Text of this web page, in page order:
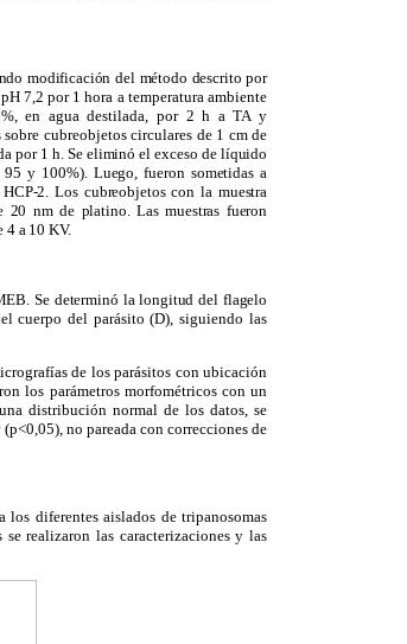
modificación del método descrito por
7,2 por 1 hora a temperatura ambiente
en agua destilada, por 2 h a TA y
cubreobjetos circulares de 1 cm de
por 1 h. Se eliminó el exceso de líquido
y 100%). Luego, fueron sometidas a
2. Los cubreobjetos con la muestra
20 nm de platino. Las muestras fueron
4 a 10 KV.
Se determinó la longitud del flagelo
cuerpo del parásito (D), siguiendo las
de los parásitos con ubicación
los parámetros morfométricos con un
distribución normal de los datos, se
no pareada con correcciones de
diferentes aislados de tripanosomas
realizaron las caracterizaciones y las